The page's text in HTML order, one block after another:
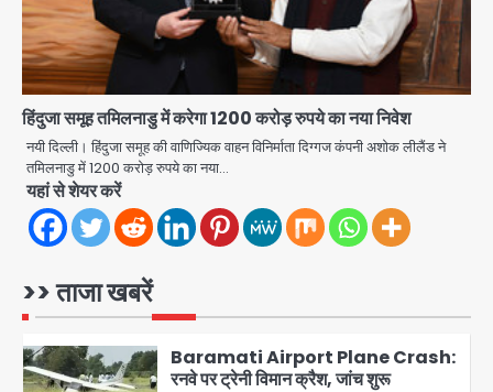
हिंदुजा समूह तमिलनाडु में करेगा 1200 करोड़ रुपये का नया निवेश
नयी दिल्ली। हिंदुजा समूह की वाणिज्यिक वाहन विनिर्माता दिग्गज कंपनी अशोक लीलैंड ने
तमिलनाडु में 1200 करोड़ रुपये का नया…
यहां से शेयर करें
>> ताजा खबरें
4
Greater Noida Gas
Connection Fraud: बुजुर्ग से वीडियो
कॉल पर 9.77 लाख की साइबर फ्रॉड
Avinash Kumar
5
Taylor Swift: ट्रंप कैंपेन-व्हाइट हाउस
पोस्ट से हटाए गए गाने, जानें पूरा विवाद
Avinash Kumar
1
Air India Phuket Delhi flight:
Baramati Airport Plane Crash:
रनवे पर ट्रेनी विमान क्रैश, जांच शुरू